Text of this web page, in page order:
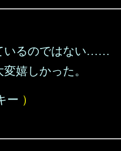
いるのではない……
嬉しかった。
ー ）